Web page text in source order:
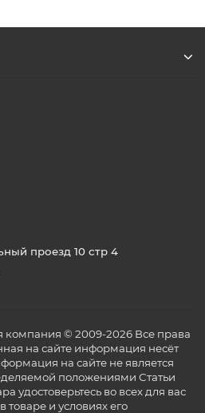
проезд 10 стр 4
компания © 2009-2026 Все права
на сайте информация несёт
на сайте не является
положениями Статьи
удостоверьтесь во всех для вас
товаре и условиях его